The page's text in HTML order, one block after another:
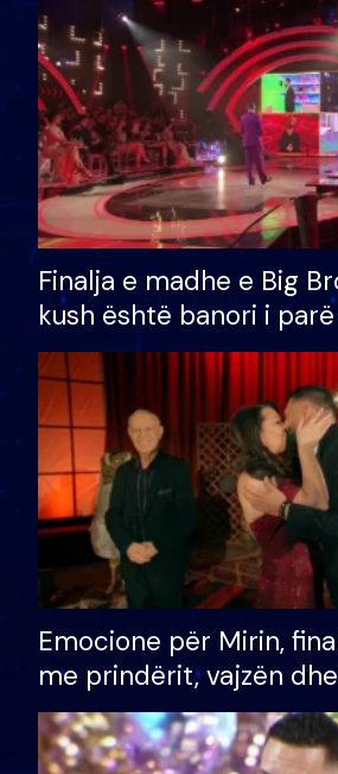
Finalja e madhe e Big
kush është banori i
shtëpinë dhe humb
të fituar çmimin e madh
Emocione për Mirin,
me prindërit, vajzën dhe
bashkëshorten: S’kemi
divorci apo jo?